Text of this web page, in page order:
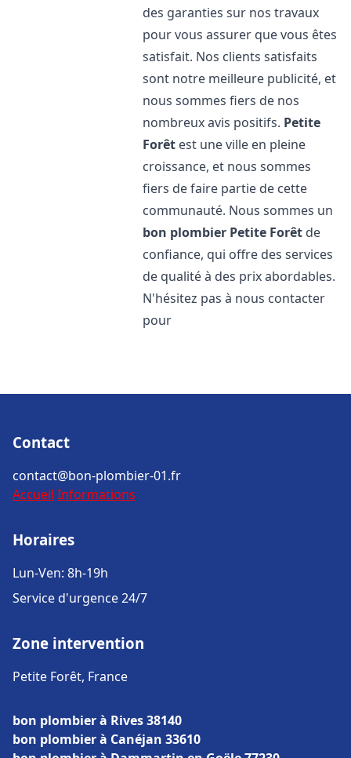
des garanties sur nos travaux
pour vous assurer que vous êtes
satisfait. Nos clients satisfaits
sont notre meilleure publicité, et
nous sommes fiers de nos
nombreux avis positifs. Petite
Forêt est une ville en pleine
croissance, et nous sommes
fiers de faire partie de cette
communauté. Nous sommes un
bon plombier Petite Forêt de
confiance, qui offre des services
de qualité à des prix abordables.
N'hésitez pas à nous contacter
pour
Contact
contact@bon-plombier-01.fr
Accueil Informations
Horaires
Lun-Ven: 8h-19h
Service d'urgence 24/7
Zone intervention
Petite Forêt, France
bon plombier à Rives 38140
bon plombier à Canéjan 33610